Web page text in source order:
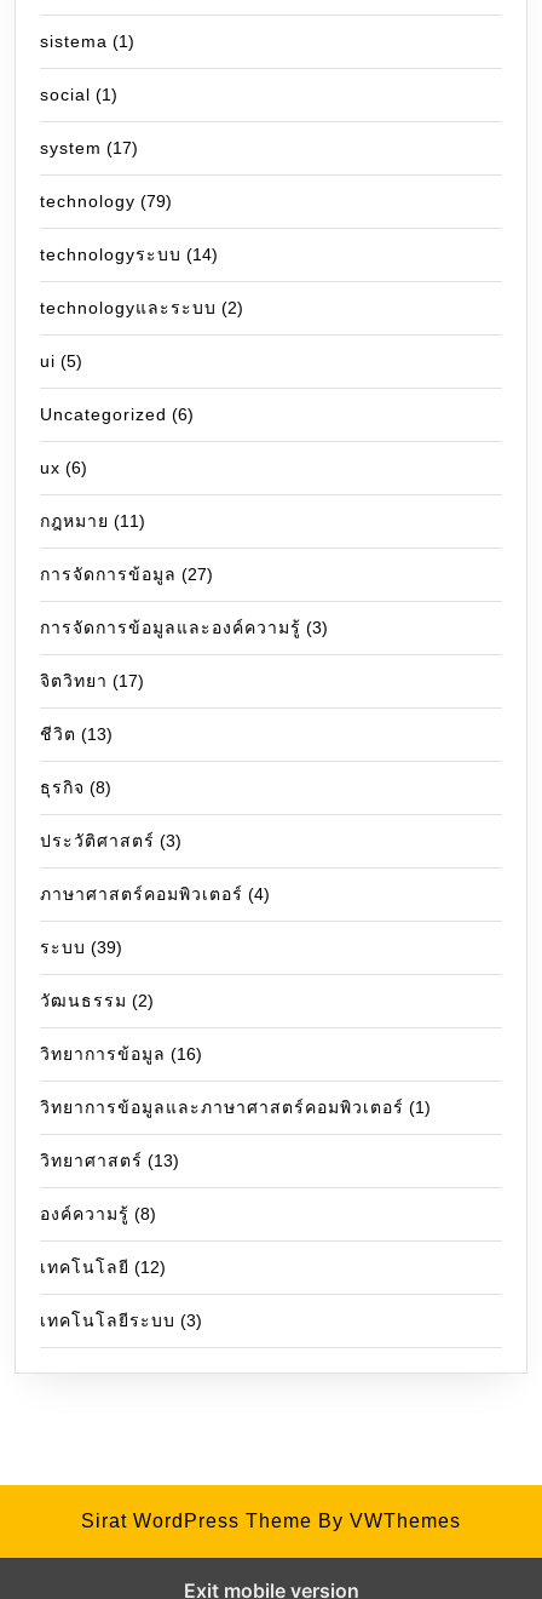
sistema (1)
social (1)
system (17)
technology (79)
technologyระบบ (14)
technologyและระบบ (2)
ui (5)
Uncategorized (6)
ux (6)
กฎหมาย (11)
การจัดการข้อมูล (27)
การจัดการข้อมูลและองค์ความรู้ (3)
จิตวิทยา (17)
ชีวิต (13)
ธุรกิจ (8)
ประวัติศาสตร์ (3)
ภาษาศาสตร์คอมพิวเตอร์ (4)
ระบบ (39)
วัฒนธรรม (2)
วิทยาการข้อมูล (16)
วิทยาการข้อมูลและภาษาศาสตร์คอมพิวเตอร์ (1)
วิทยาศาสตร์ (13)
องค์ความรู้ (8)
เทคโนโลยี (12)
เทคโนโลยีระบบ (3)
Sirat WordPress Theme By VWThemes
Exit mobile version